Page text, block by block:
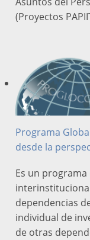
(Proyectos
Programa
desde la
Es un
dependencias
individual de
de otras